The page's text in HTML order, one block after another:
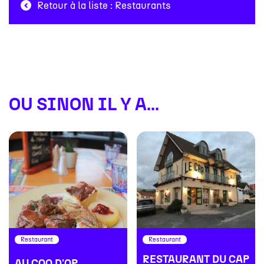
Retour à la liste : Restaurants
OU SINON IL Y A...
Restaurant Restaurant
RESTAURANT DU CAP
#
#
#
#